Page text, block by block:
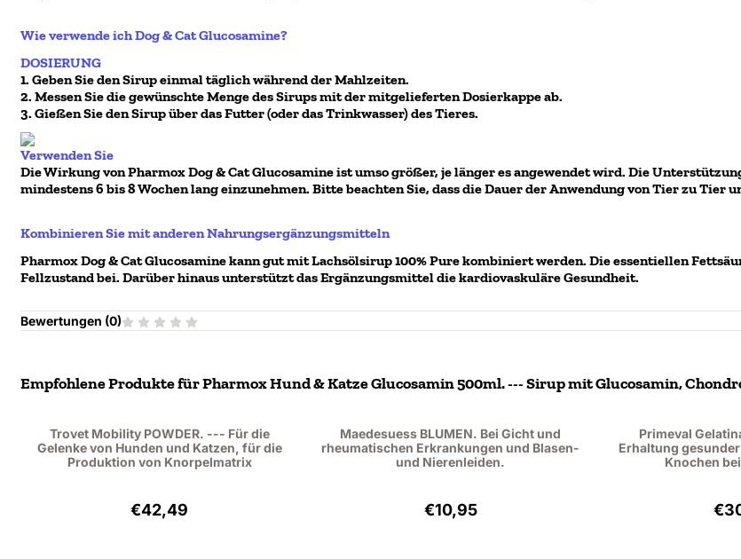
Wie verwende ich Dog & Cat Glucosamine?
DOSIERUNG
1. Geben Sie den Sirup einmal täglich während der Mahlzeiten.
2. Messen Sie die gewünschte Menge des Sirups mit der mitgelieferten Dosierkappe ab.
3. Gießen Sie den Sirup über das Futter (oder das Trinkwasser) des Tieres.
Verwenden Sie
Die Wirkung von Pharmox Dog & Cat Glucosamine ist umso größer, je länger es angewendet wird. Die
mindestens 6 bis 8 Wochen lang einzunehmen. Bitte beachten Sie, dass die Dauer der Anwendung von Tier zu
Kombinieren Sie mit anderen Nahrungsergänzungsmitteln
Pharmox Dog & Cat Glucosamine kann gut mit Lachsölsirup 100% Pure kombiniert werden. Die essentiellen
Fellzustand bei. Darüber hinaus unterstützt das Ergänzungsmittel die kardiovaskuläre Gesundheit.
Bewertungen (0)
Empfohlene Produkte fürPharmox Hund & Katze Glucosamin 500ml. --- Sirup mit Glucosamin,
Trovet Mobility POWDER. --- Für die
Gelenke von Hunden und Katzen, für die
Produktion von Knorpelmatrix
Preis: 42,49, ohne MwSt.: 35,12
€42,49
Maedesuess BLUMEN. Bei Gicht und
rheumatischen Erkrankungen und Blasen-
und Nierenleiden.
Preis: 10,95, ohne MwSt.: 10,05
€10,95
Primeval
Erhaltung
Knochen